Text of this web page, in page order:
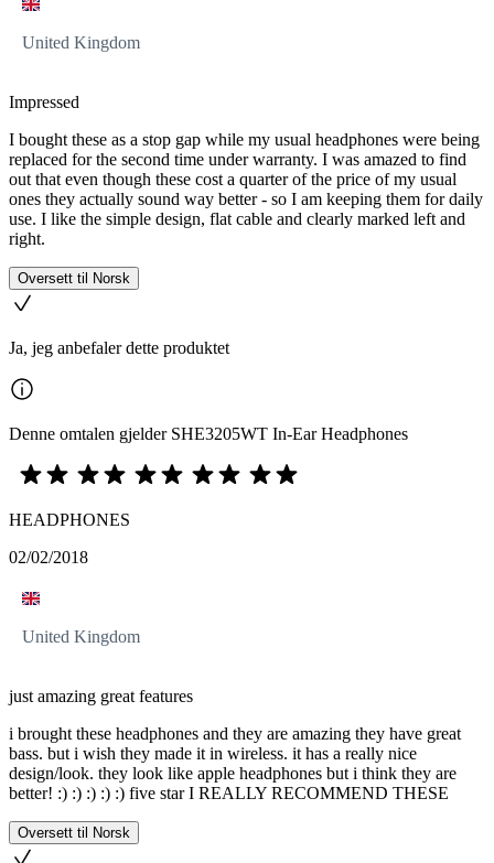
United Kingdom
Impressed
I bought these as a stop gap while my usual headphones were being
replaced for the second time under warranty. I was amazed to find
out that even though these cost a quarter of the price of my usual
ones they actually sound way better - so I am keeping them for daily
use. I like the simple design, flat cable and clearly marked left and
right.
Oversett til Norsk
Ja, jeg anbefaler dette produktet
Denne omtalen gjelder SHE3205WT In-Ear Headphones
HEADPHONES
02/02/2018
United Kingdom
just amazing great features
i brought these headphones and they are amazing they have great
bass. but i wish they made it in wireless. it has a really nice
design/look. they look like apple headphones but i think they are
better! :) :) :) :) :) five star I REALLY RECOMMEND THESE
Oversett til Norsk